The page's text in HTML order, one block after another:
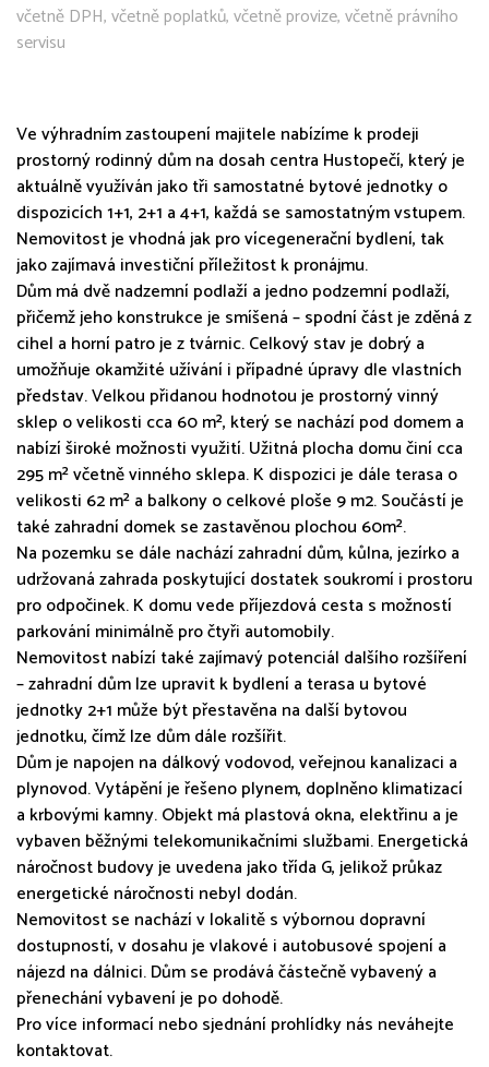
včetně DPH, včetně poplatků, včetně provize, včetně právního
servisu
Ve výhradním zastoupení majitele nabízíme k prodeji
prostorný rodinný dům na dosah centra Hustopečí, který je
aktuálně využíván jako tři samostatné bytové jednotky o
dispozicích 1+1, 2+1 a 4+1, každá se samostatným vstupem.
Nemovitost je vhodná jak pro vícegenerační bydlení, tak
jako zajímavá investiční příležitost k pronájmu.
Dům má dvě nadzemní podlaží a jedno podzemní podlaží,
přičemž jeho konstrukce je smíšená – spodní část je zděná z
cihel a horní patro je z tvárnic. Celkový stav je dobrý a
umožňuje okamžité užívání i případné úpravy dle vlastních
představ. Velkou přidanou hodnotou je prostorný vinný
sklep o velikosti cca 60 m², který se nachází pod domem a
nabízí široké možnosti využití. Užitná plocha domu činí cca
295 m² včetně vinného sklepa. K dispozici je dále terasa o
velikosti 62 m² a balkony o celkové ploše 9 m2. Součástí je
také zahradní domek se zastavěnou plochou 60m².
Na pozemku se dále nachází zahradní dům, kůlna, jezírko a
udržovaná zahrada poskytující dostatek soukromí i prostoru
pro odpočinek. K domu vede příjezdová cesta s možností
parkování minimálně pro čtyři automobily.
Nemovitost nabízí také zajímavý potenciál dalšího rozšíření
– zahradní dům lze upravit k bydlení a terasa u bytové
jednotky 2+1 může být přestavěna na další bytovou
jednotku, čímž lze dům dále rozšířit.
Dům je napojen na dálkový vodovod, veřejnou kanalizaci a
plynovod. Vytápění je řešeno plynem, doplněno klimatizací
a krbovými kamny. Objekt má plastová okna, elektřinu a je
vybaven běžnými telekomunikačními službami. Energetická
náročnost budovy je uvedena jako třída G, jelikož průkaz
energetické náročnosti nebyl dodán.
Nemovitost se nachází v lokalitě s výbornou dopravní
dostupností, v dosahu je vlakové i autobusové spojení a
nájezd na dálnici. Dům se prodává částečně vybavený a
přenechání vybavení je po dohodě.
Pro více informací nebo sjednání prohlídky nás neváhejte
kontaktovat.